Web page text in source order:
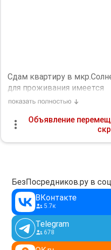
Сдам квартиру в
для проживания имеется
Дополнительная
детьми. Косметический
Необходим залог, 10000 р.
Объявление
БезПосредников.ру в
ВКонтакте
5.7к
Telegram
678